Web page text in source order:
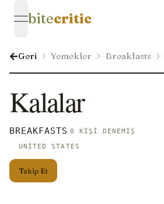
open navigation menu
bitecritic
Geri Yemekler Breakfasts
Kalalar
BREAKFASTS 0 KIŞI DENEMIŞ
UNITED STATES
Takip Et